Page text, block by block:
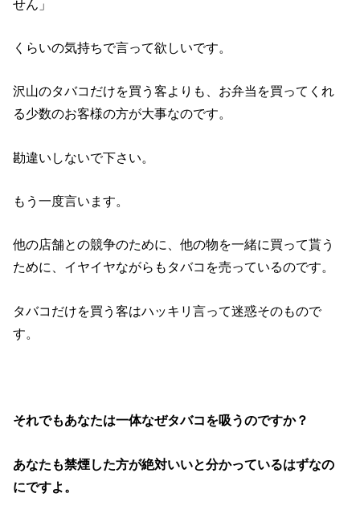
せん」
くらいの気持ちで言って欲しいです。
沢山のタバコだけを買う客よりも、お弁当を買ってくれ
る少数のお客様の方が大事なのです。
勘違いしないで下さい。
もう一度言います。
他の店舗との競争のために、他の物を一緒に買って貰う
ために、イヤイヤながらもタバコを売っているのです。
タバコだけを買う客はハッキリ言って迷惑そのもので
す。
それでもあなたは一体なぜタバコを吸うのですか？
あなたも禁煙した方が絶対いいと分かっているはずなの
にですよ。